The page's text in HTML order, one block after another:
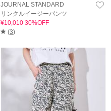
JOURNAL STANDARD
リンクルイージーパンツ
¥10,010 30%OFF
(3)